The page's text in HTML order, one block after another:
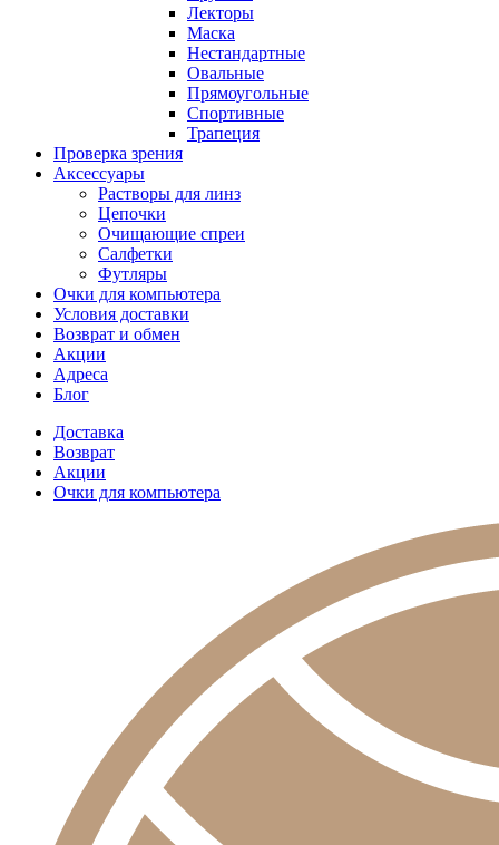
Лекторы
Маска
Нестандартные
Овальные
Прямоугольные
Спортивные
Трапеция
Проверка зрения
Аксессуары
Растворы для линз
Цепочки
Очищающие спреи
Салфетки
Футляры
Очки для компьютера
Условия доставки
Возврат и обмен
Акции
Адреса
Блог
Доставка
Возврат
Акции
Очки для компьютера